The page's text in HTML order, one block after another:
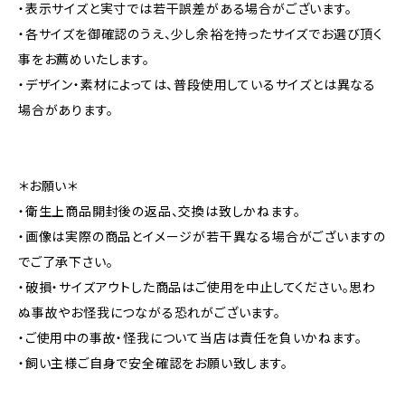
・表示サイズと実寸では若干誤差がある場合がございます。
・各サイズを御確認のうえ、少し余裕を持ったサイズでお選び頂く
事をお薦めいたします。
・デザイン・素材によっては、普段使用しているサイズとは異なる
場合があります。
＊お願い＊
・衛生上商品開封後の返品、交換は致しかねます。
・画像は実際の商品とイメージが若干異なる場合がございますの
でご了承下さい。
・破損・サイズアウトした商品はご使用を中止してください。思わ
ぬ事故やお怪我につながる恐れがございます。
・ご使用中の事故・怪我について当店は責任を負いかねます。
・飼い主様ご自身で安全確認をお願い致します。